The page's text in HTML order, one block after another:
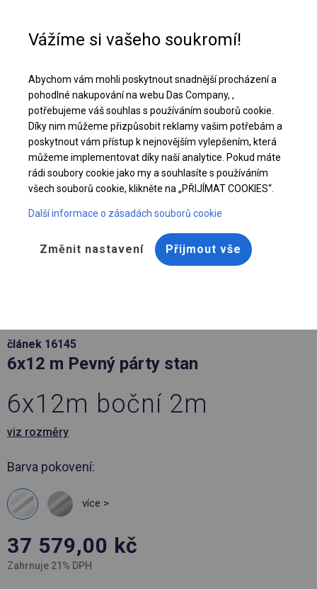
Stáhněte si nabídku PDF
článek 16145
6x12 m Pevný párty stan
6x12m boční 2m
viz rozměry
Barva pokovení:
více >
37 579,00 kč
Zahrnuje 21% DPH
Vážíme si vašeho soukromí!
Abychom vám mohli poskytnout snadnější procházení a
pohodlné nakupování na webu Das Company, ,
potřebujeme váš souhlas s používáním souborů cookie.
Díky nim můžeme přizpůsobit reklamy vašim potřebám a
poskytnout vám přístup k nejnovějším vylepšením, která
můžeme implementovat díky naší analytice. Pokud máte
rádi soubory cookie jako my a souhlasíte s používáním
všech souborů cookie, klikněte na „PŘIJÍMAT COOKIES“.
Další informace o zásadách souborů cookie
Změnit nastavení Přijmout vše